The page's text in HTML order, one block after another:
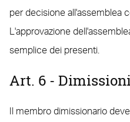
per decisione all'assemblea
L'approvazione
semplice dei presenti.
Art. 6 -
Il membro dimissionario